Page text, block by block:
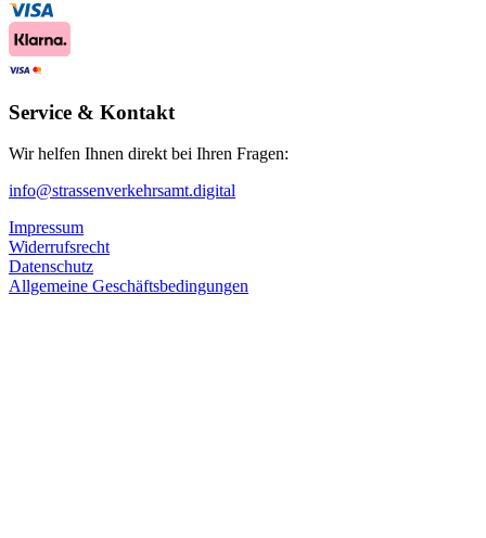
Service & Kontakt
Wir helfen Ihnen direkt bei Ihren Fragen:
info@strassenverkehrsamt.digital
Impressum
Widerrufsrecht
Datenschutz
Allgemeine Geschäftsbedingungen